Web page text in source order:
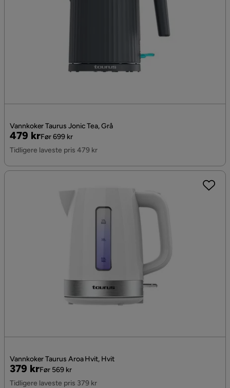
Vannkoker Taurus Jonic Tea, Grå
Pris
479 kr
Original
Pris
Før 699 kr
Tidligere laveste pris 479 kr
Vannkoker Taurus Aroa Hvit, Hvit
Pris
379 kr
Original
Pris
Før 569 kr
Tidligere laveste pris 379 kr